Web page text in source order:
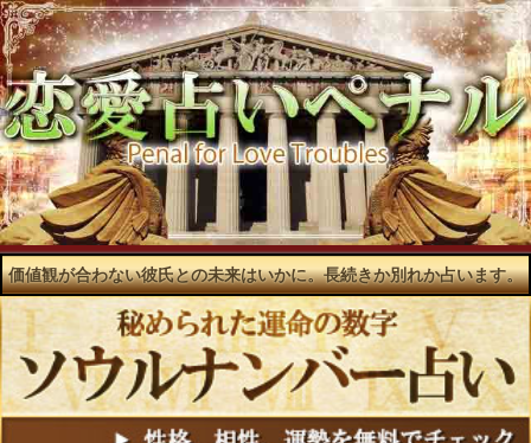
価値観が合わない彼氏との未来はいかに。長続きか別れか占います。